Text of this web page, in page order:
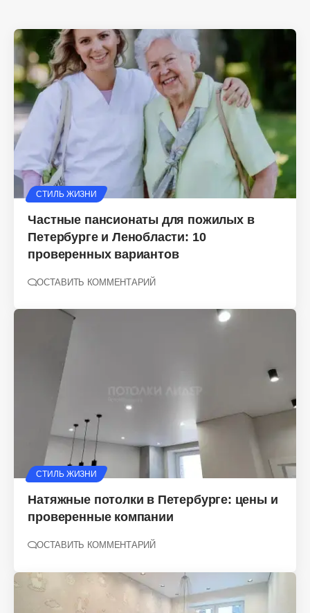
СТИЛЬ ЖИЗНИ
Частные пансионаты для пожилых в
Петербурге и Ленобласти: 10
проверенных вариантов
ОСТАВИТЬ КОММЕНТАРИЙ
СТИЛЬ ЖИЗНИ
Натяжные потолки в Петербурге: цены и
проверенные компании
ОСТАВИТЬ КОММЕНТАРИЙ